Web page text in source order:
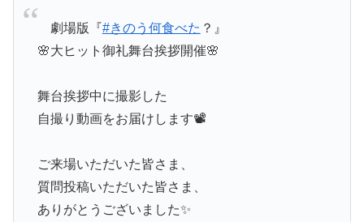
⠀ 劇場版『#きのう何食べた ？』
🌸大ヒット御礼舞台挨拶開催🌸
舞台挨拶中に撮影した
自撮り動画をお届けします📽️
ご来場いただいた皆さま、
質問投稿いただいた皆さま、
ありがとうございました✨